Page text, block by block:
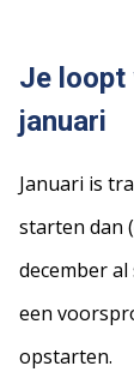
Je loopt
januari
Januari is
starten dan
december
een
opstarten.